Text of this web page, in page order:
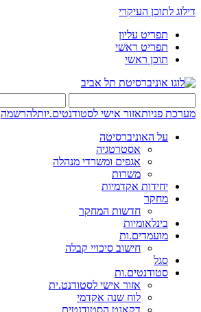
דילוג לתוכן העיקרי
תפריט עליון
תפריט ראשי
תוכן ראשי
מערכת פניותאזור אישי לסטודנטים.יותלהרשמה
על האוניברסיטה
אסטרטגיה
אגפים ומשרדי מנהלה
משרות
יחידות אקדמיות
מחקר
חדשות המחקר
בינלאומיות
מועמדים.ות
חישוב סיכויי קבלה
סגל
סטודנטים.ות
אזור אישי לסטודנט.ית
לוח שנה אקדמי
דקאנט הסטודנטים